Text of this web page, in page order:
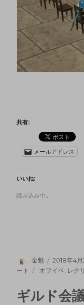
共有:
メールアドレス
いいね:
読み込み中…
金魅 2018年4月
ート
オフイベ, レク
ギルド会